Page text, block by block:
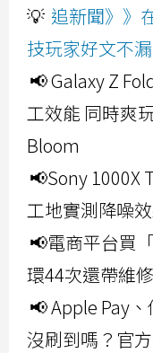
💡 追新聞》》
技玩家好文不漏
📢 Galaxy Z
工效能 同時爽
Bloom
📢Sony 1000X
工地實測降噪
📢電商平台買
環44次還帶維
📢 Apple Pay
沒刷到嗎？官